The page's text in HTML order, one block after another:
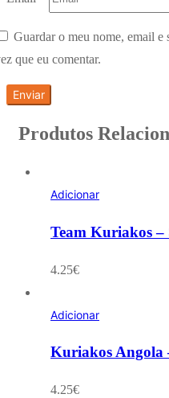
Guardar o meu nome, email e
que eu comentar.
Produtos
Adicionar
Team Kuriakos –
4.25€
Adicionar
Kuriakos Angola
4.25€